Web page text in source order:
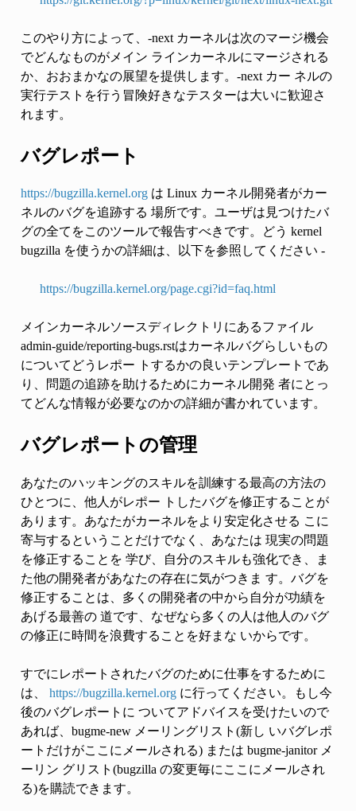
このやり方によって、-next カーネルは次のマージ機会
でどんなものがメイン ラインカーネルにマージされる
か、おおまかなの展望を提供します。-next カー ネルの
実行テストを行う冒険好きなテスターは大いに歓迎さ
れます。
バグレポート
https://bugzilla.kernel.orgは Linux カーネル開発者がカー
ネルのバグを追跡する 場所です。ユーザは見つけたバ
グの全てをこのツールで報告すべきです。どう kernel
bugzilla を使うかの詳細は、以下を参照してください -
https://bugzilla.kernel.org/page.cgi?id=faq.html
メインカーネルソースディレクトリにあるファイル
admin-guide/reporting-bugs.rstはカーネルバグらしいもの
についてどうレポー トするかの良いテンプレートであ
り、問題の追跡を助けるためにカーネル開発 者にとっ
てどんな情報が必要なのかの詳細が書かれています。
バグレポートの管理
あなたのハッキングのスキルを訓練する最高の方法の
ひとつに、他人がレポー トしたバグを修正することが
あります。あなたがカーネルをより安定化させる こに
寄与するということだけでなく、あなたは 現実の問題
を修正することを 学び、自分のスキルも強化でき、ま
た他の開発者があなたの存在に気がつきま す。バグを
修正することは、多くの開発者の中から自分が功績を
あげる最善の 道です、なぜなら多くの人は他人のバグ
の修正に時間を浪費することを好まな いからです。
すでにレポートされたバグのために仕事をするために
は、 https://bugzilla.kernel.orgに行ってください。もし今
後のバグレポートに ついてアドバイスを受けたいので
あれば、bugme-new メーリングリスト(新し いバグレポ
ートだけがここにメールされる) または bugme-janitor メ
ーリン グリスト(bugzilla の変更毎にここにメールされ
る)を購読できます。